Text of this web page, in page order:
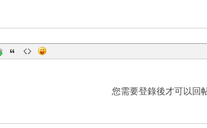
您需要登錄後才可以回